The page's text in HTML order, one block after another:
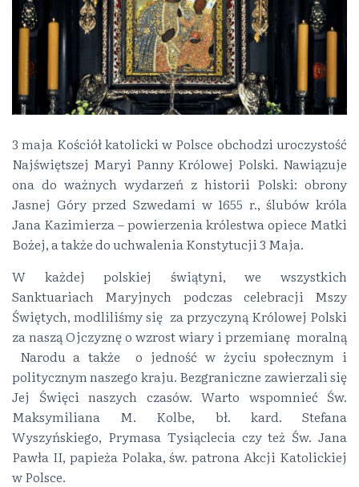
3 maja Kościół katolicki w Polsce obchodzi uroczystość
Najświętszej Maryi Panny Królowej Polski. Nawiązuje
ona do ważnych wydarzeń z historii Polski: obrony
Jasnej Góry przed Szwedami w 1655 r., ślubów króla
Jana Kazimierza – powierzenia królestwa opiece Matki
Bożej, a także do uchwalenia Konstytucji 3 Maja.
W każdej polskiej świątyni, we wszystkich
Sanktuariach Maryjnych podczas celebracji Mszy
Świętych, modliliśmy się za przyczyną Królowej Polski
za naszą Ojczyznę o wzrost wiary i przemianę moralną
Narodu a także o jedność w życiu społecznym i
politycznym naszego kraju. Bezgraniczne zawierzali się
Jej Święci naszych czasów. Warto wspomnieć Św.
Maksymiliana M. Kolbe, bł. kard. Stefana
Wyszyńskiego, Prymasa Tysiąclecia czy też Św. Jana
Pawła II, papieża Polaka, św. patrona Akcji Katolickiej
w Polsce.